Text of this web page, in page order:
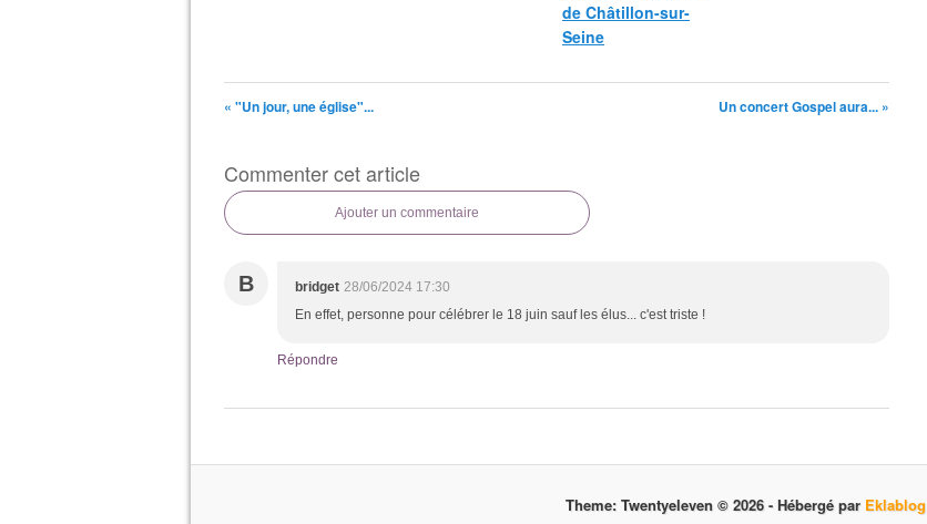
de Châtillon-sur-
Seine
« "Un jour, une église"... Un concert Gospel aura... »
Commenter cet article
Ajouter un commentaire
B bridget 28/06/2024 17:30
En effet, personne pour célébrer le 18 juin sauf les élus... c'est triste !
Répondre
Theme: Twentyeleven © 2026 - Hébergé par Eklablog